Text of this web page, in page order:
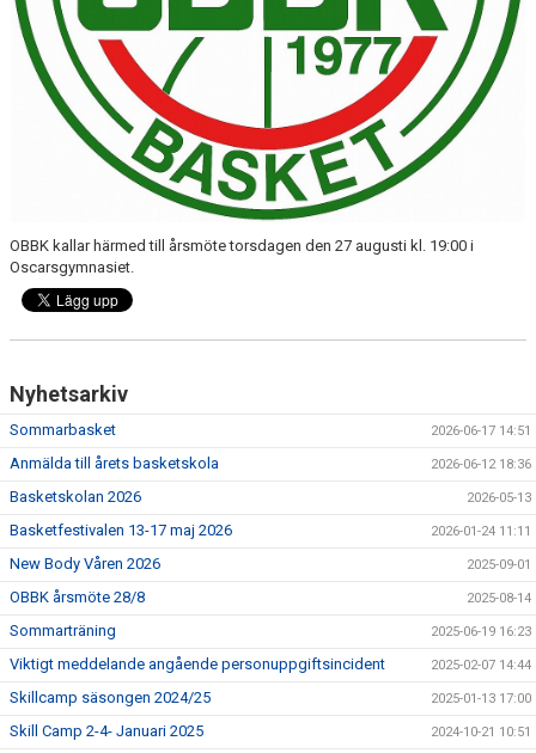
SCHYSST IDROTT LF KALMAR
OBBK kallar härmed till årsmöte torsdagen den 27 augusti kl. 19:00 i
Oscarsgymnasiet.
Nyhetsarkiv
Sommarbasket 2026-06-17 14:51
Anmälda till årets basketskola 2026-06-12 18:36
Basketskolan 2026 2026-05-13
Basketfestivalen 13-17 maj 2026 2026-01-24 11:11
New Body Våren 2026 2025-09-01
OBBK årsmöte 28/8 2025-08-14
Sommarträning 2025-06-19 16:23
Viktigt meddelande angående personuppgiftsincident 2025-02-07 14:44
Skillcamp säsongen 2024/25 2025-01-13 17:00
Skill Camp 2-4- Januari 2025 2024-10-21 10:51